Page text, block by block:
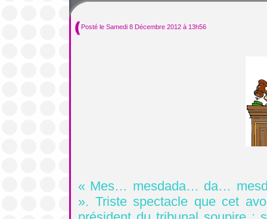
Posté le Samedi 8 Décembre 2012 à 13h56
« Mes… mesdada… da…
». Triste spectacle que cet